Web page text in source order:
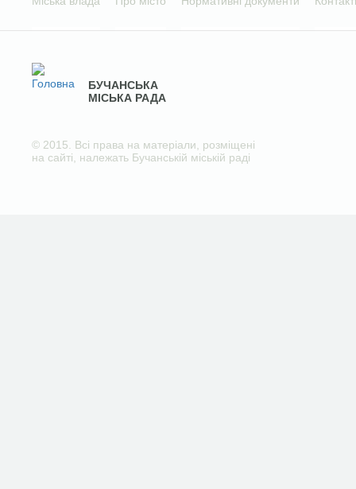
БУЧАНСЬКА
МІСЬКА РАДА
© 2015. Всі права на матеріали, розміщені
на сайті, належать Бучанській міській раді